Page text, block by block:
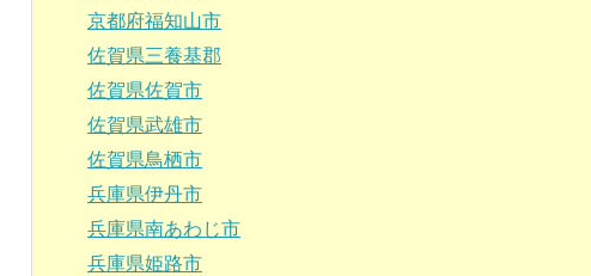
京都府福知山市
佐賀県三養基郡
佐賀県佐賀市
佐賀県武雄市
佐賀県鳥栖市
兵庫県伊丹市
兵庫県南あわじ市
兵庫県姫路市